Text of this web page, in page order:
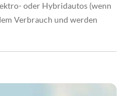
oder Hybridautos (wenn
Verbrauch und werden